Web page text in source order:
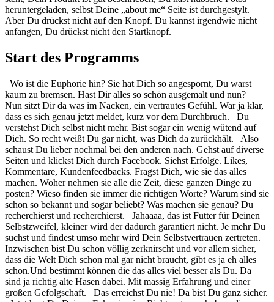
heruntergeladen, selbst Deine „about me“ Seite ist durchgestylt.
Aber Du drückst nicht auf den Knopf. Du kannst irgendwie nicht
anfangen, Du drückst nicht den Startknopf.
Start des Programms
Wo ist die Euphorie hin? Sie hat Dich so angespornt, Du warst
kaum zu bremsen. Hast Dir alles so schön ausgemalt und nun?
Nun sitzt Dir da was im Nacken, ein vertrautes Gefühl. War ja klar,
dass es sich genau jetzt meldet, kurz vor dem Durchbruch. Du
verstehst Dich selbst nicht mehr. Bist sogar ein wenig wütend auf
Dich. So recht weißt Du gar nicht, was Dich da zurückhält. Also
schaust Du lieber nochmal bei den anderen nach. Gehst auf diverse
Seiten und klickst Dich durch Facebook. Siehst Erfolge. Likes,
Kommentare, Kundenfeedbacks. Fragst Dich, wie sie das alles
machen. Woher nehmen sie alle die Zeit, diese ganzen Dinge zu
posten? Wieso finden sie immer die richtigen Worte? Warum sind sie
schon so bekannt und sogar beliebt? Was machen sie genau? Du
recherchierst und recherchierst. Jahaaaa, das ist Futter für Deinen
Selbstzweifel, kleiner wird der dadurch garantiert nicht. Je mehr Du
suchst und findest umso mehr wird Dein Selbstvertrauen zertreten.
Inzwischen bist Du schon völlig zerknirscht und vor allem sicher,
dass die Welt Dich schon mal gar nicht braucht, gibt es ja eh alles
schon.Und bestimmt können die das alles viel besser als Du. Da
sind ja richtig alte Hasen dabei. Mit massig Erfahrung und einer
großen Gefolgschaft. Das erreichst Du nie! Da bist Du ganz sicher.